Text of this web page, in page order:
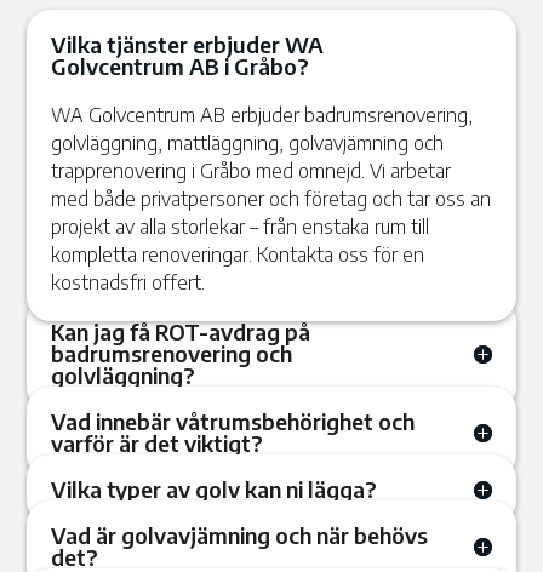
Vilka tjänster erbjuder WA
Golvcentrum AB i Gråbo?
WA Golvcentrum AB erbjuder badrumsrenovering,
golvläggning, mattläggning, golvavjämning och
trapprenovering i Gråbo med omnejd. Vi arbetar
med både privatpersoner och företag och tar oss an
projekt av alla storlekar – från enstaka rum till
kompletta renoveringar. Kontakta oss för en
kostnadsfri offert.
Kan jag få ROT-avdrag på
badrumsrenovering och
golvläggning?
Vad innebär våtrumsbehörighet och
varför är det viktigt?
Vilka typer av golv kan ni lägga?
Vad är golvavjämning och när behövs
det?